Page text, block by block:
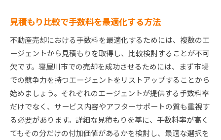
見積もり比較で手数料を最適化する方法
不動産売却における手数料を最適化するためには、複数のエ
ージェントから見積もりを取得し、比較検討することが不可
欠です。寝屋川市での売却を成功させるためには、まず市場
での競争力を持つエージェントをリストアップすることから
始めましょう。それぞれのエージェントが提供する手数料率
だけでなく、サービス内容やアフターサポートの質も重視す
る必要があります。詳細な見積もりを基に、手数料率が高く
てもその分だけの付加価値があるかを検討し、最適な選択を